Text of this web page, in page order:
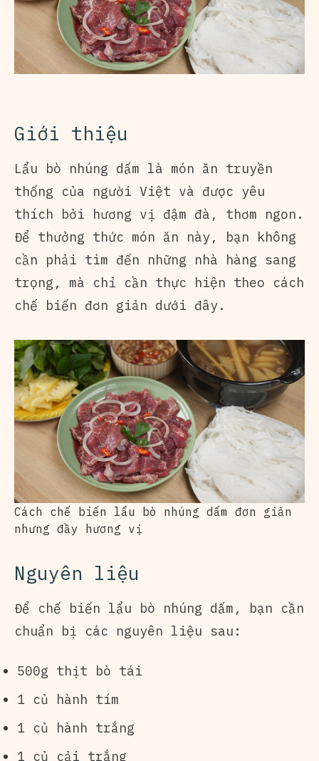
Giới thiệu
Lẩu bò nhúng dấm là món ăn truyền
thống của người Việt và được yêu
thích bởi hương vị đậm đà, thơm ngon.
Để thưởng thức món ăn này, bạn không
cần phải tìm đến những nhà hàng sang
trọng, mà chỉ cần thực hiện theo cách
chế biến đơn giản dưới đây.
Cách chế biến lẩu bò nhúng dấm đơn giản
nhưng đầy hương vị
Nguyên liệu
Để chế biến lẩu bò nhúng dấm, bạn cần
chuẩn bị các nguyên liệu sau:
500g thịt bò tái
1 củ hành tím
1 củ hành trắng
1 củ cải trắng